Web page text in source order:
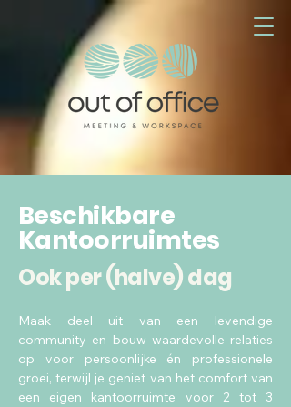
Beschikbare
Kantoorruimtes
Maak deel uit van een levendige
community en bouw waardevolle relaties
op voor persoonlijke én professionele
groei, terwijl je geniet van het comfort van
een eigen kantoorruimte voor 2 tot 3
Ook per (halve) dag